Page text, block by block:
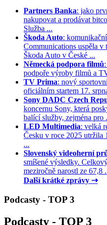
Partners Banka: jako
nakupovat a prodávat
Služba ...
Škoda Auto:
Communications uspěla v
Škoda Auto v České ...
Německá podpora filmů
podpoře výroby filmů a
TV Prima: nový
oficiálním startem 17.
Sony DADC Czech
koncernu Sony, která
balící služby, zejména pro
LED Multimedia: velká
Česku v roce 2025
...
Slovenský videoherní
smíšené výsledky.
meziročně narostl ze 67,8
Další krátké zprávy ⇢
Podcasty - TOP 3
Podcasty - TOP 3